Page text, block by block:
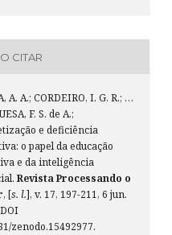
CITAR
A. A.; CORDEIRO, I. G. R.; …
F. S. de A.;
e deficiência
o papel da educação
e da inteligência
Revista Processando o
, [s. l.], v. 17, 197-211, 6 jun.
zenodo.15492977.